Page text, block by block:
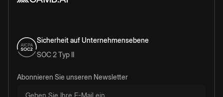
Sicherheit auf Unternehmensebene
SOC 2 Typ II
Abonnieren Sie unseren Newsletter